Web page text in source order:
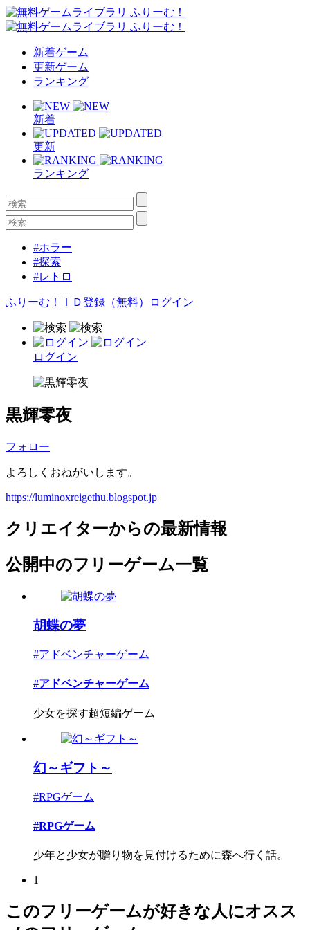
新着ゲーム
更新ゲーム
ランキング
新着
更新
ランキング
#ホラー
#探索
#レトロ
ふりーむ！ＩＤ登録（無料） ログイン
ログイン
黒輝零夜
フォロー
よろしくおねがいします。
https://luminoxreigethu.blogspot.jp
クリエイターからの最新情報
公開中のフリーゲーム一覧
胡蝶の夢
#アドベンチャーゲーム
#アドベンチャーゲーム
少女を探す超短編ゲーム
幻～ギフト～
#RPGゲーム
#RPGゲーム
少年と少女が贈り物を見付けるために森へ行く話。
1
このフリーゲームが好きな人にオスス